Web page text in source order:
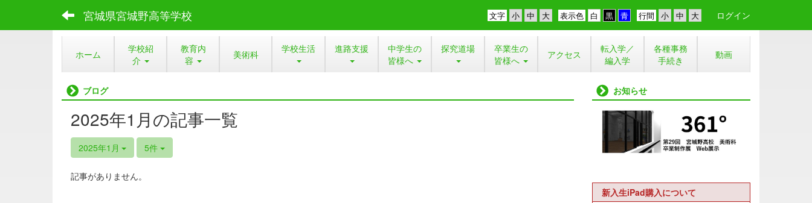
宮城県宮城野高等学校 行間
表示色
文字 ログイン
ホーム
学校紹
介
教育内
容
美術科 学校生活 進路支援
中学生の
皆様へ
探究道場
卒業生の
皆様へ
アクセス
転入学／
編入学
各種事務
手続き
動画
ブログ
2025年1月の記事一覧
2025年1月 5件
記事がありません。
お知らせ
新入生iPad購入について